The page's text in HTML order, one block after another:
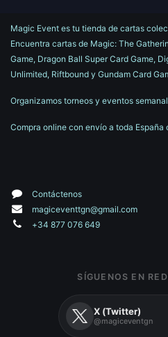
Magic Event es tu tienda de cartas
Encuentra cartas de Magic: The
Game, Dragon Ball Super Card Game,
Unlimited, Riftbound y Gundam Card
Organizamos torneos y eventos
Compra online con envío a toda
Contáctenos
magiceventtgn@gmail.com
+34 877 076 649
SÍGUENOS EN
X (Twitter)
@magiceventgn